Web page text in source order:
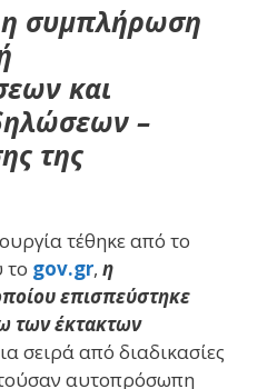
η συμπλήρωση
και
–
της
τέθηκε από το
το gov.gr, η
επισπεύστηκε
των έκτακτων
σειρά από διαδικασίες
αυτοπρόσωπη